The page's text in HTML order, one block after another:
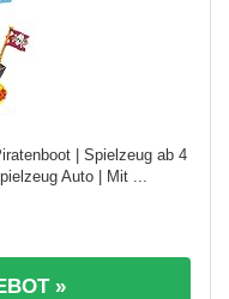
| Spielzeug ab 4
Auto | Mit ...
»